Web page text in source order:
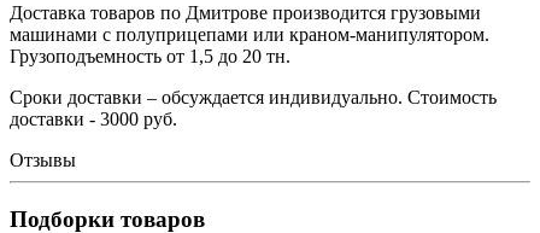
Доставка товаров по Дмитрове производится грузовыми
машинами с полуприцепами или краном-манипулятором.
Грузоподъемность от 1,5 до 20 тн.
Сроки доставки – обсуждается индивидуально. Стоимость
доставки - 3000 руб.
Отзывы
Подборки товаров